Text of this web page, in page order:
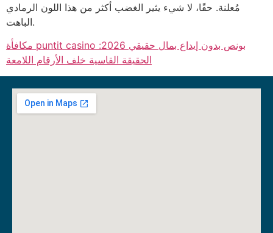
مُعلنة. حقًا، لا شيء يثير الغضب أكثر من هذا اللون الرمادي
الباهت.
مكافأة puntit casino بونص بدون إيداع بمال حقيقي 2026:
الحقيقة القاسية خلف الأرقام اللامعة